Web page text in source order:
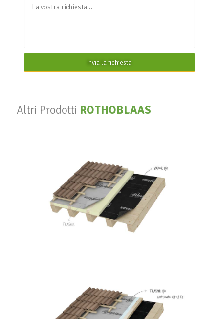
Invia la richiesta
Altri Prodotti ROTHOBLAAS
Vapor 140
ROTHOBLAAS
Traspir 150
ROTHOBLAAS